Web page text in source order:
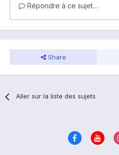
Répondre à ce sujet…
Share
Aller sur la liste des sujets